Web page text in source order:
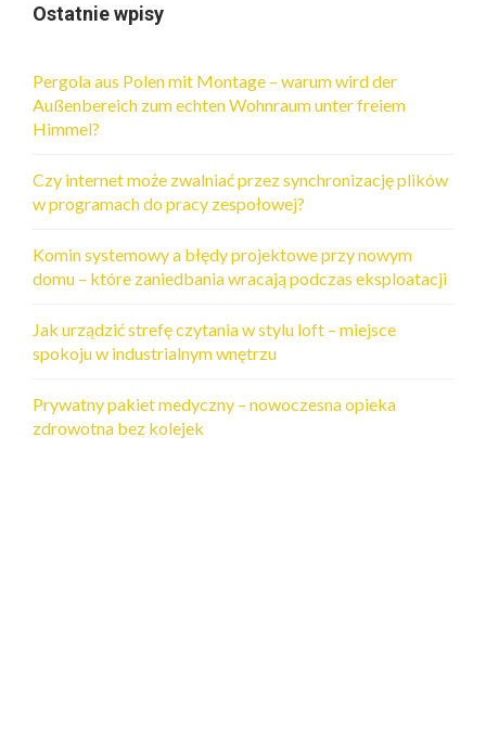
a
o
w
i
s
a
c
h
Ostatnie wpisy
Pergola aus Polen mit Montage – warum wird der
Außenbereich zum echten Wohnraum unter freiem
Himmel?
Czy internet może zwalniać przez synchronizację plików
w programach do pracy zespołowej?
Komin systemowy a błędy projektowe przy nowym
domu – które zaniedbania wracają podczas eksploatacji
Jak urządzić strefę czytania w stylu loft – miejsce
spokoju w industrialnym wnętrzu
Prywatny pakiet medyczny – nowoczesna opieka
zdrowotna bez kolejek